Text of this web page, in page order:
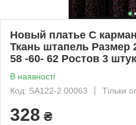
Новый платье С
Ткань штапель Размер
58 -60- 62 Ростов 3
В наявності
Код: SA122-2 00063
Тільки
328 ₴